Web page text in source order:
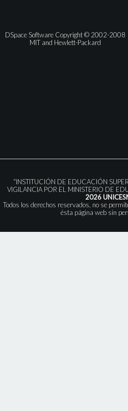
DSpace Software Copyright © 2002-2008
MIT and Hewlett-Packard
“INSTITUCIÓN DE EDUCACIÓN
VIGILANCIA POR EL MINISTERIO DE
2026
Todos los derechos reservados, no se
ésta página web sin